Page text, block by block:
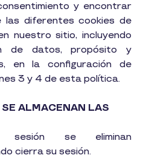
y encontrar
las diferentes cookies de
nuestro sitio, incluyendo
de datos, propósito y
en la configuración de
3 y 4 de esta política.
ALMACENAN LAS
se eliminan
cierra su sesión.